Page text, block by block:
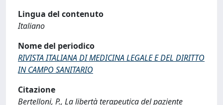
Lingua del contenuto
Italiano
Nome del periodico
RIVISTA ITALIANA DI MEDICINA LEGALE E DEL DIRITTO
IN CAMPO SANITARIO
Citazione
Bertelloni, P., La libertà terapeutica del paziente